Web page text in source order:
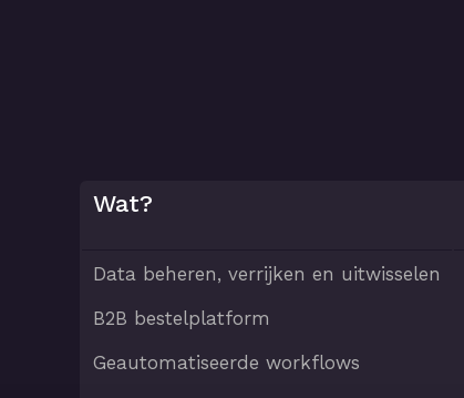
Wat?
Data beheren, verrijken en uitwisselen
B2B bestelplatform
Geautomatiseerde workflows